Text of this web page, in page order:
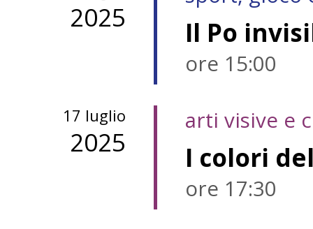
2025 Il Po
ore 15:00
17 luglio
2025
arti visive e
ore 17:30